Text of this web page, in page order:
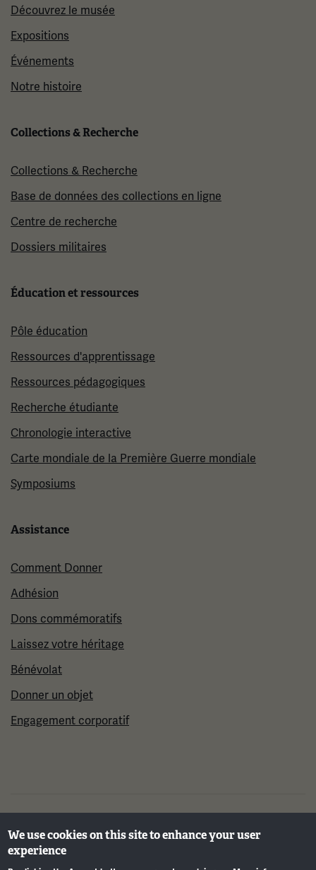
Découvrez le musée
Expositions
Événements
Notre histoire
Collections & Recherche
Collections & Recherche
Base de données des collections en ligne
Centre de recherche
Dossiers militaires
Éducation et ressources
Pôle éducation
Ressources d'apprentissage
Ressources pédagogiques
Recherche étudiante
Chronologie interactive
Carte mondiale de la Première Guerre mondiale
Symposiums
Assistance
Comment Donner
Adhésion
Dons commémoratifs
Laissez votre héritage
Bénévolat
Donner un objet
Engagement corporatif
©2026 Musée et mémorial national de la Première
Guerre mondiale
We use cookies on this site to enhance your user
experience